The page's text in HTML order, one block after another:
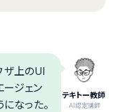
テキトー教師
.AI認定講師
ザ上のUI
ージェン
なった。